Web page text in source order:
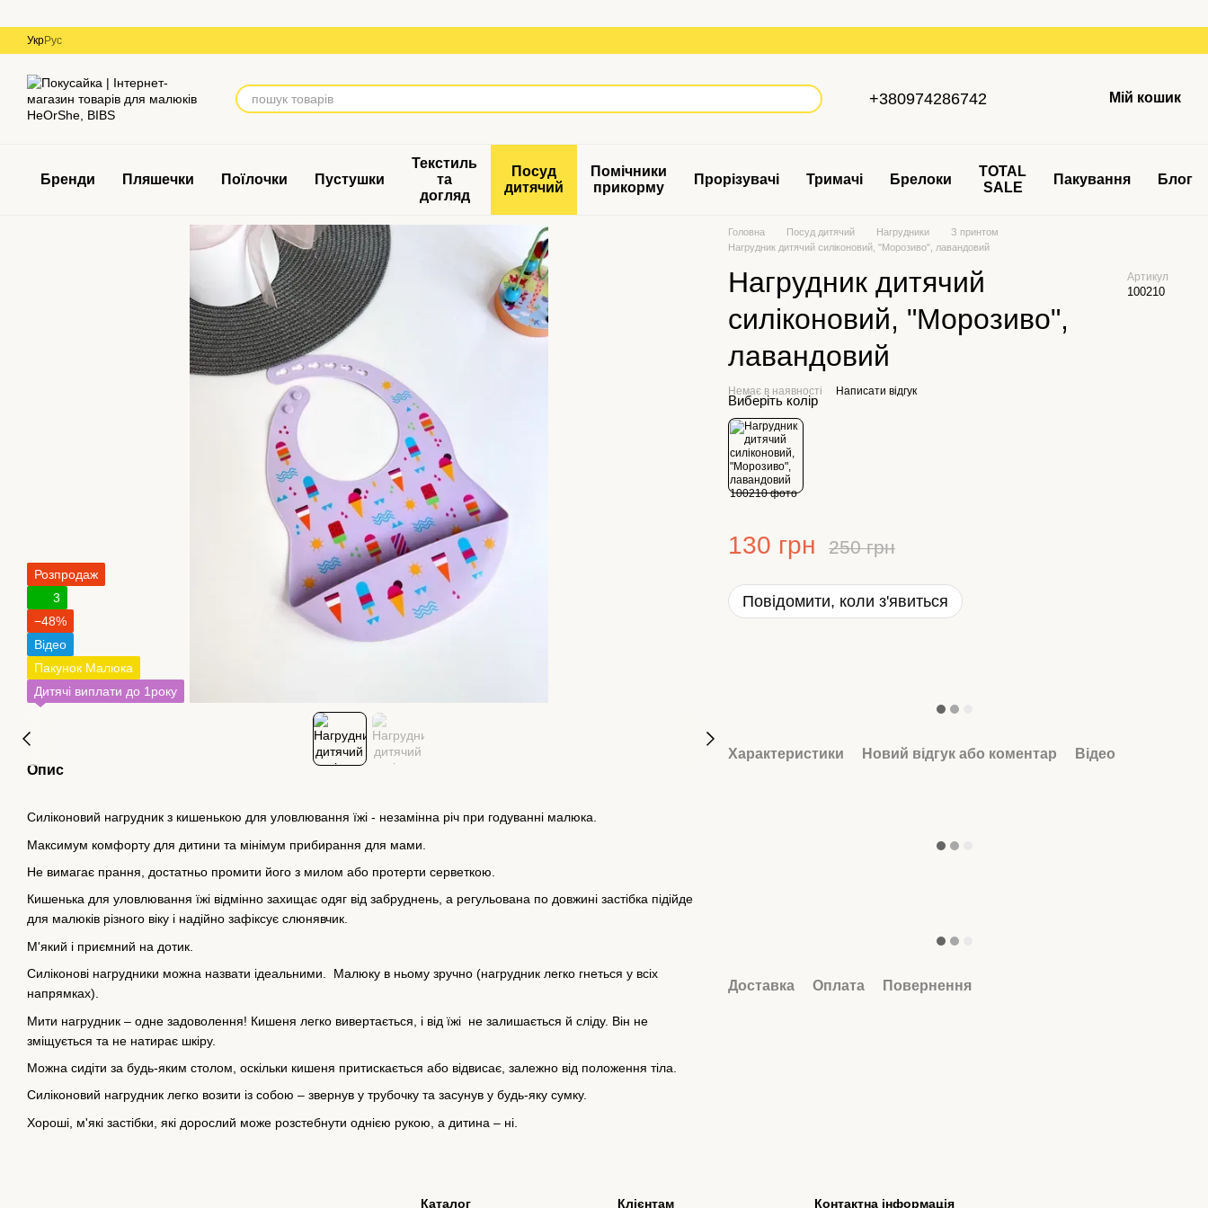
УкрРус
+380974286742 Мій кошик
Бренди Пляшечки Поїлочки Пустушки
Текстиль
та
догляд
Посуд
дитячий
Помічники
прикорму
Прорізувачі Тримачі Брелоки
TOTAL
SALE
Пакування Блог
Розпродаж
3
−48%
Відео
Пакунок Малюка
Дитячі виплати до 1року
Опис
Силіконовий нагрудник з кишенькою для уловлювання їжі - незамінна річ при годуванні малюка.
Максимум комфорту для дитини та мінімум прибирання для мами.
Не вимагає прання, достатньо промити його з милом або протерти серветкою.
Кишенька для уловлювання їжі відмінно захищає одяг від забруднень, а регульована по довжині застібка підійде
для малюків різного віку і надійно зафіксує слюнявчик.
М'який і приємний на дотик.
Силіконові нагрудники можна назвати ідеальними. Малюку в ньому зручно (нагрудник легко гнеться у всіх
напрямках).
Мити нагрудник – одне задоволення! Кишеня легко вивертається, і від їжі не залишається й сліду. Він не
зміщується та не натирає шкіру.
Можна сидіти за будь-яким столом, оскільки кишеня притискається або відвисає, залежно від положення тіла.
Силіконовий нагрудник легко возити із собою – звернув у трубочку та засунув у будь-яку сумку.
Хороші, м'які застібки, які дорослий може розстебнути однією рукою, а дитина – ні.
Головна Посуд дитячий Нагрудники
З принтом
Нагрудник дитячий силіконовий, "Морозиво", лавандовий
Нагрудник дитячий
силіконовий, "Морозиво",
лавандовий
Артикул
100210
Немає в наявності Написати відгук
Виберіть колір
130 грн 250 грн
Повідомити, коли з'явиться
Характеристики Новий відгук або коментар Відео
Доставка Оплата Повернення
Каталог Клієнтам Контактна інформація